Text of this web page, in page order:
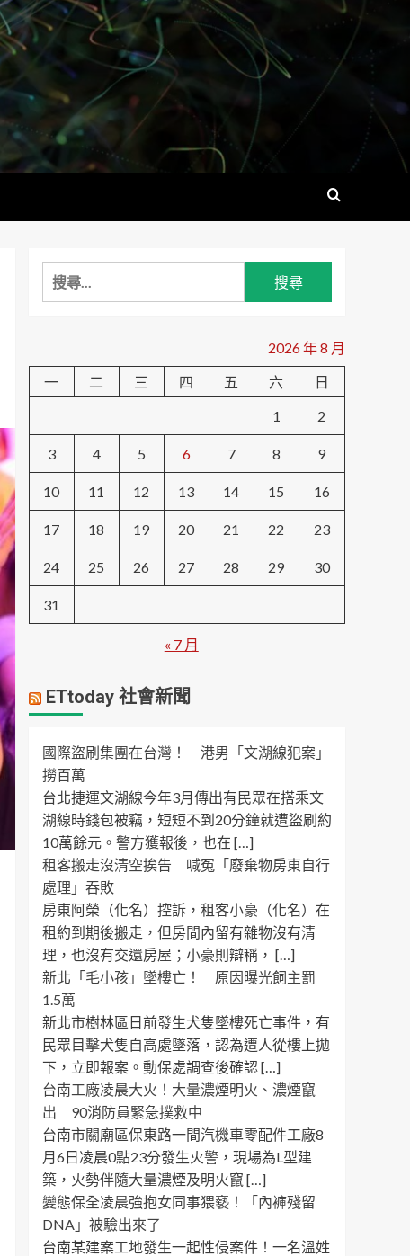
搜
尋
字:
2026 年 8 月
一
二 三 四 五 六
日
1
2
3 4 5 6 7 8 9
10 11 12 13 14 15 16
17 18 19 20 21 22 23
24 25 26 27 28 29 30
31
« 7 月
ETtoday 社會新聞
國際盜刷集團在台灣！ 港男「文湖線犯案」
撈百萬
台北捷運文湖線今年3月傳出有民眾在搭乘文
湖線時錢包被竊，短短不到20分鐘就遭盜刷約
10萬餘元。警方獲報後，也在 […]
租客搬走沒清空挨告 喊冤「廢棄物房東自行
處理」吞敗
房東阿榮（化名）控訴，租客小豪（化名）在
租約到期後搬走，但房間內留有雜物沒有清
理，也沒有交還房屋；小豪則辯稱， […]
新北「毛小孩」墜樓亡！ 原因曝光飼主罰
1.5萬
新北市樹林區日前發生犬隻墜樓死亡事件，有
民眾目擊犬隻自高處墜落，認為遭人從樓上拋
下，立即報案。動保處調查後確認 […]
台南工廠凌晨大火！大量濃煙明火、濃煙竄
出 90消防員緊急撲救中
台南市關廟區保東路一間汽機車零配件工廠8
月6日凌晨0點23分發生火警，現場為L型建
築，火勢伴隨大量濃煙及明火竄 […]
變態保全凌晨強抱女同事猥褻！「內褲殘留
DNA」被驗出來了
台南某建案工地發生一起性侵案件！一名溫姓